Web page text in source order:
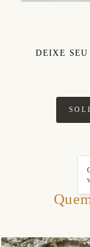
DEIXE SEU